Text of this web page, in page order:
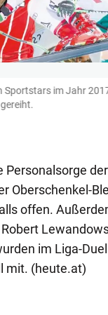
Sportstars im Jahr
Oberschenkel-
offen.
im Liga-
mit. (heute.at)